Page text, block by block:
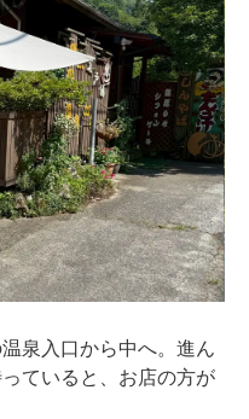
泉入口から中へ。進ん
ていると、お店の方が